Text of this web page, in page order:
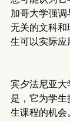
加哥大学强
无关的文科和
生可以实际应
宾夕法尼亚大
是，它为学
生课程的机会